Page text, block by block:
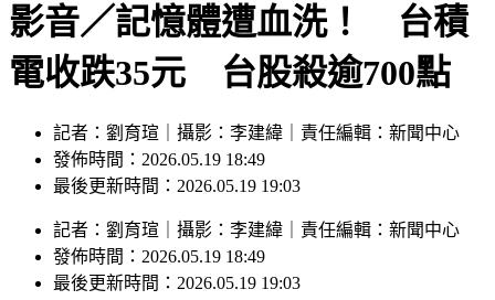
影音／記憶體遭血洗！ 台積
電收跌35元 台股殺逾700點
記者：劉育瑄｜攝影：李建緯｜責任編輯：新聞中心
發佈時間：2026.05.19 18:49
最後更新時間：2026.05.19 19:03
記者 ： 劉育瑄 攝影 ： 李建緯 責任編輯 ： 新聞中心
發佈時間： 2026.05.19 18:49
最後更新時間： 2026.05.19 19:03